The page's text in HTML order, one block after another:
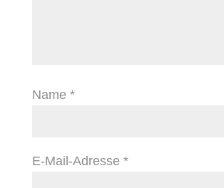
Name *
E-Mail-Adresse *